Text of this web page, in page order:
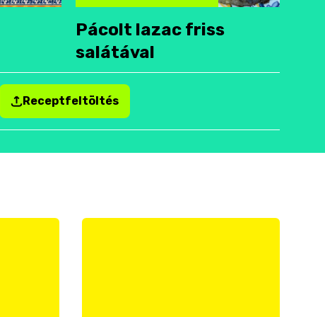
Pácolt lazac friss
salátával
Receptfeltöltés